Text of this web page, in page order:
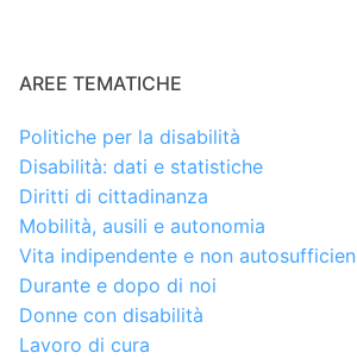
AREE TEMATICHE
Politiche per la disabilità
Disabilità: dati e statistiche
Diritti di cittadinanza
Mobilità, ausili e autonomia
Vita indipendente e non
Durante e dopo di noi
Donne con disabilità
Lavoro di cura